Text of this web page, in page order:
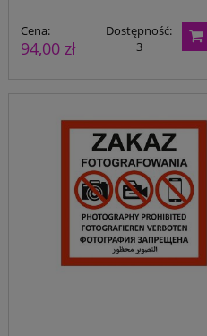
Cena:
94,00 zł
Dostępność:
3